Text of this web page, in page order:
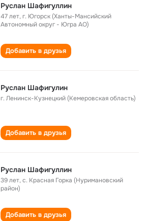
Руслан Шафигуллин
47 лет,г. Югорск (Ханты-Мансийский
Автономный округ - Югра АО)
Добавить в друзья
Руслан Шафигулин
г. Ленинск-Кузнецкий (Кемеровская область)
Добавить в друзья
Руслан Шафигуллин
39 лет,с. Красная Горка (Нуримановский
район)
Добавить в друзья